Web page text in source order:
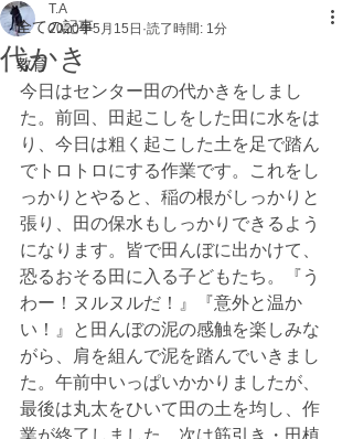
全ての記事
教育
代かき
T.A
2020年5月15日 読了時間: 1分
今日はセンター田の代かきをしまし
た。前回、田起こしをした田に水をは
り、今日は粗く起こした土を足で踏ん
でトロトロにする作業です。これをし
っかりとやると、稲の根がしっかりと
張り、田の保水もしっかりできるよう
になります。皆で田んぼに出かけて、
恐るおそる田に入る子どもたち。『う
わー！ヌルヌルだ！』『意外と温か
い！』と田んぼの泥の感触を楽しみな
がら、肩を組んで泥を踏んでいきまし
た。午前中いっぱいかかりましたが、
最後は丸太をひいて田の土を均し、作
業が終了しました。次は筋引き・田植